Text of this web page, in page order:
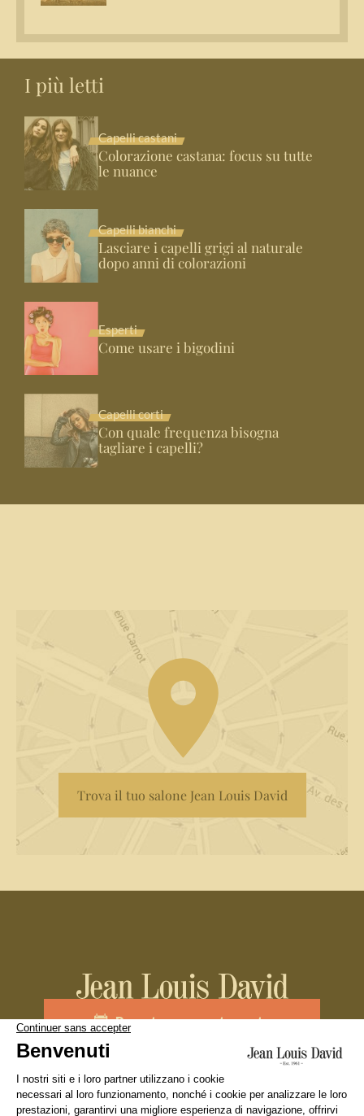
I più letti
Capelli castani
Colorazione castana: focus su tutte
le nuance
Capelli bianchi
Lasciare i capelli grigi al naturale
dopo anni di colorazioni
Esperti
Come usare i bigodini
Capelli corti
Con quale frequenza bisogna
tagliare i capelli?
Trova il tuo salone Jean Louis David
Prenota un appuntamento